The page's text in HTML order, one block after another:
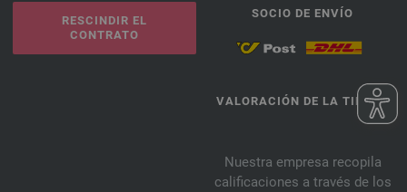
RESCINDIR EL
CONTRATO
SOCIO DE ENVÍO
VALORACIÓN DE LA TIENDA
Nuestra empresa recopila
calificaciones a través de los